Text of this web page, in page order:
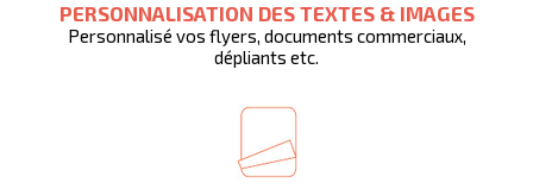
PERSONNALISATION DES TEXTES & IMAGES
Personnalisé vos flyers, documents commerciaux,
dépliants etc.